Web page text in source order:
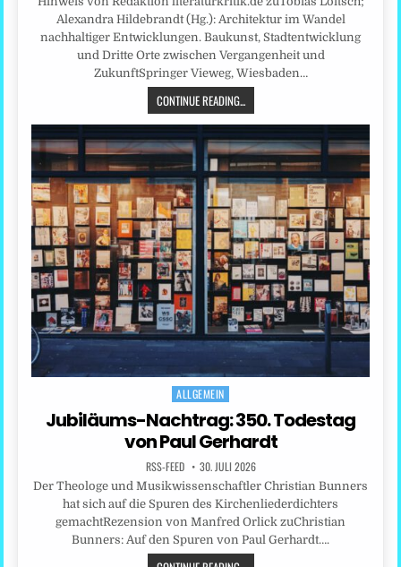
Alexandra Hildebrandt (Hg.): Architektur im Wandel
nachhaltiger Entwicklungen. Baukunst, Stadtentwicklung
und Dritte Orte zwischen Vergangenheit und
ZukunftSpringer Vieweg, Wiesbaden…
CONTINUE READING...
Posted
in
ALLGEMEIN
Jubiläums-Nachtrag: 350. Todestag
von Paul Gerhardt
RSS-FEED 30. JULI 2026
Der Theologe und Musikwissenschaftler Christian Bunners
hat sich auf die Spuren des Kirchenliederdichters
gemachtRezension von Manfred Orlick zuChristian
Bunners: Auf den Spuren von Paul Gerhardt….